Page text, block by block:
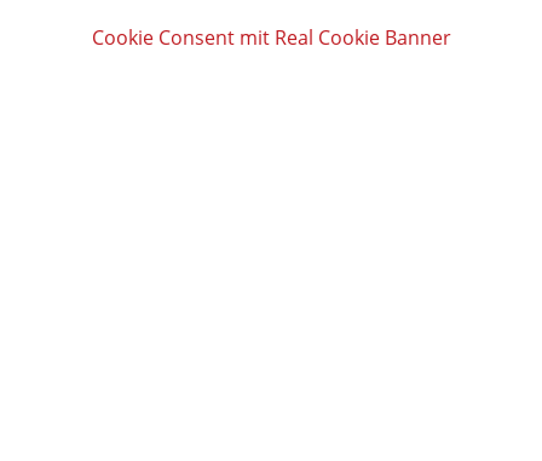
Cookie Consent mit Real Cookie Banner